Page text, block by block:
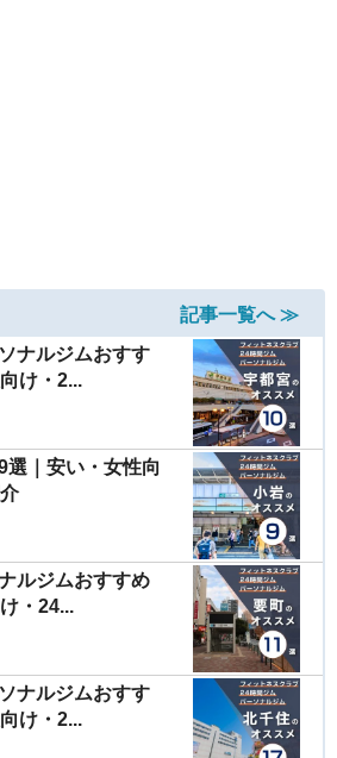
記事一覧へ ≫
ナルジムおすす
け・2...
選｜安い・女性向
ルジムおすすめ
・24...
ナルジムおすす
け・2...